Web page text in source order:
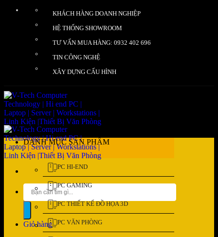
KHÁCH HÀNG DOANH NGHIỆP
HỆ THỐNG SHOWROOM
TƯ VẤN MUA HÀNG: 0932 402 696
TIN CÔNG NGHỆ
XÂY DỰNG CẤU HÌNH
Tìm
kiếm:
Giỏ hàng
DANH MỤC SẢN PHẨM
PC HI-END
PC GAMING
PC THIẾT KẾ ĐỒ HỌA 3D
PC VĂN PHÒNG